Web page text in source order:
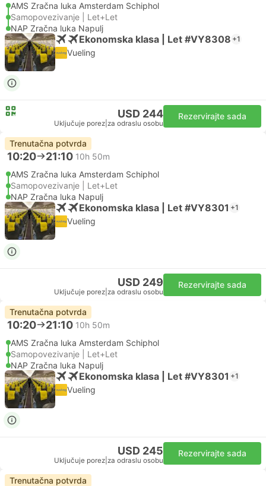
AMS Zračna luka Amsterdam Schiphol
Samopovezivanje | Let+Let
NAP Zračna luka Napulj
Ekonomska klasa | Let #VY8308 +1
Vueling
USD 244
Uključuje porez za odraslu osobu
Rezervirajte sada
Trenutačna potvrda
10:20 21:10 10h 50m
AMS Zračna luka Amsterdam Schiphol
Samopovezivanje | Let+Let
NAP Zračna luka Napulj
Ekonomska klasa | Let #VY8301 +1
Vueling
USD 249
Uključuje porez za odraslu osobu
Rezervirajte sada
Trenutačna potvrda
10:20 21:10 10h 50m
AMS Zračna luka Amsterdam Schiphol
Samopovezivanje | Let+Let
NAP Zračna luka Napulj
Ekonomska klasa | Let #VY8301 +1
Vueling
USD 245
Uključuje porez za odraslu osobu
Rezervirajte sada
Trenutačna potvrda